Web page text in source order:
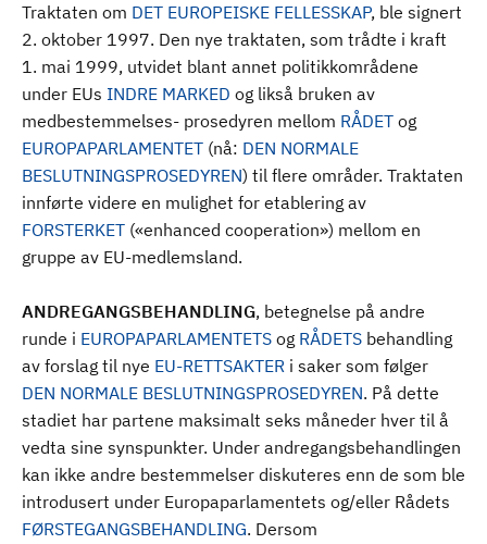
Traktaten om DET EUROPEISKE FELLESSKAP, ble signert
2. oktober 1997. Den nye traktaten, som trådte i kraft
1. mai 1999, utvidet blant annet politikkområdene
under EUs INDRE MARKED og likså bruken av
medbestemmelses- prosedyren mellom RÅDET og
EUROPAPARLAMENTET (nå: DEN NORMALE
BESLUTNINGSPROSEDYREN) til flere områder. Traktaten
innførte videre en mulighet for etablering av
FORSTERKET («enhanced cooperation») mellom en
gruppe av EU-medlemsland.
ANDREGANGSBEHANDLING, betegnelse på andre
runde i EUROPAPARLAMENTETS og RÅDETS behandling
av forslag til nye EU-RETTSAKTER i saker som følger
DEN NORMALE BESLUTNINGSPROSEDYREN. På dette
stadiet har partene maksimalt seks måneder hver til å
vedta sine synspunkter. Under andregangsbehandlingen
kan ikke andre bestemmelser diskuteres enn de som ble
introdusert under Europaparlamentets og/eller Rådets
FØRSTEGANGSBEHANDLING. Dersom